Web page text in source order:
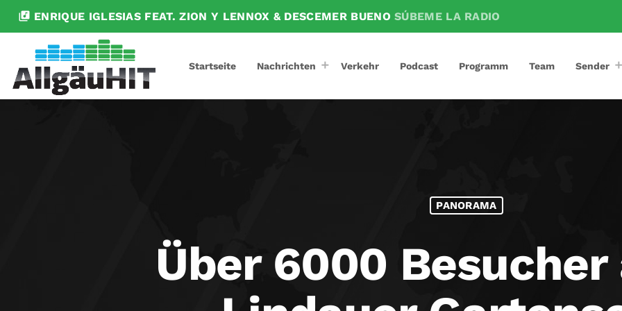
library_music ENRIQUE IGLESIAS FEAT. ZION Y LENNOX & DESCEMER BUENO SÚBEME LA RADIO
Startseite Nachrichten Verkehr Podcast Programm Team Sender
PANORAMA
Über 6000